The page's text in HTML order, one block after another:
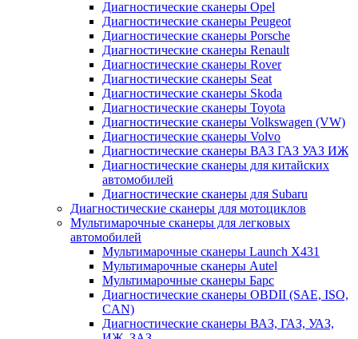
Диагностические сканеры Opel
Диагностические сканеры Peugeot
Диагностические сканеры Porsche
Диагностические сканеры Renault
Диагностические сканеры Rover
Диагностические сканеры Seat
Диагностические сканеры Skoda
Диагностические сканеры Toyota
Диагностические сканеры Volkswagen (VW)
Диагностические сканеры Volvo
Диагностические сканеры ВАЗ ГАЗ УАЗ ИЖ
Диагностические сканеры для китайских
автомобилей
Диагностические сканеры для Subaru
Диагностические сканеры для мотоциклов
Мультимарочные сканеры для легковых
автомобилей
Мультимарочные сканеры Launch X431
Мультимарочные сканеры Autel
Мультимарочные сканеры Барс
Диагностические сканеры OBDII (SAE, ISO,
CAN)
Диагностические сканеры ВАЗ, ГАЗ, УАЗ,